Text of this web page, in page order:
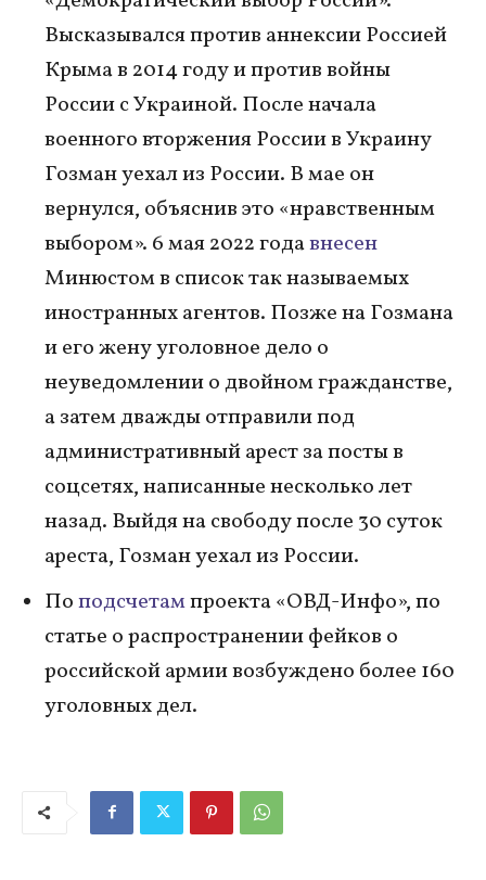
Высказывался против аннексии Россией
Крыма в 2014 году и против войны
России с Украиной. После начала
военного вторжения России в Украину
Гозман уехал из России. В мае он
вернулся, объяснив это «нравственным
выбором». 6 мая 2022 годавнесен
Минюстом в список так называемых
иностранных агентов. Позже на Гозмана
и его жену уголовное дело о
неуведомлении о двойном гражданстве,
а затем дважды отправили под
административный арест за посты в
соцсетях, написанные несколько лет
назад. Выйдя на свободу после 30 суток
ареста, Гозман уехал из России.
Поподсчетампроекта «ОВД-Инфо», по
статье о распространении фейков о
российской армии возбуждено более 160
уголовных дел.